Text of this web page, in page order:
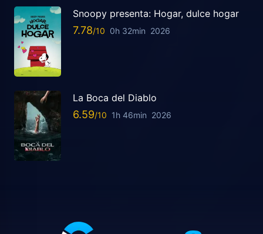
Snoopy presenta: Hogar, dulce hogar
7.78 0h 32min 2026
La Boca del Diablo
6.59 1h 46min 2026